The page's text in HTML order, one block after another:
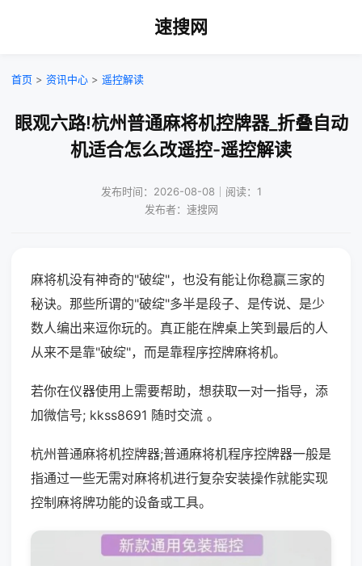
速搜网
首页 > 资讯中心 > 遥控解读
眼观六路!杭州普通麻将机控牌器_折叠自动
机适合怎么改遥控-遥控解读
发布时间：2026-08-08｜阅读：1
发布者：速搜网
麻将机没有神奇的"破绽"，也没有能让你稳赢三家的
秘诀。那些所谓的"破绽"多半是段子、是传说、是少
数人编出来逗你玩的。真正能在牌桌上笑到最后的人
从来不是靠"破绽"，而是靠程序控牌麻将机。
若你在仪器使用上需要帮助，想获取一对一指导，添
加微信号; kkss8691 随时交流 。
杭州普通麻将机控牌器;普通麻将机程序控牌器一般是
指通过一些无需对麻将机进行复杂安装操作就能实现
控制麻将牌功能的设备或工具。